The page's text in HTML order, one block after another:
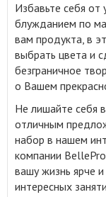
Избавьте себя
блужданием по
вам продукта, в
выбрать цвета и
безграничное
о Вашем
Не лишайте себя
отличным
набор в нашем
компании
вашу жизнь ярче
интересных